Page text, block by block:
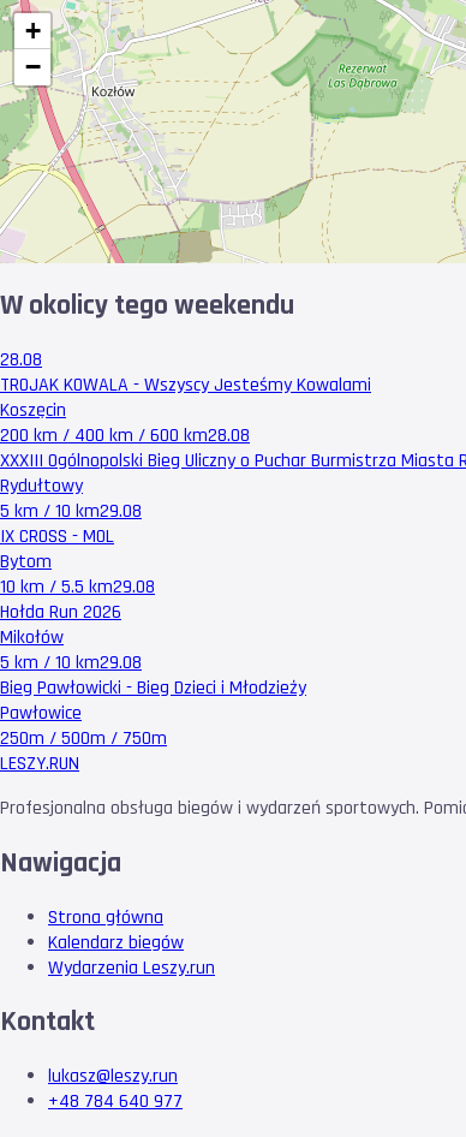
+
−
W okolicy tego weekendu
28.08
TROJAK KOWALA - Wszyscy Jesteśmy Kowalami
Koszęcin
200 km / 400 km / 600 km28.08
XXXIII Ogólnopolski Bieg Uliczny o Puchar Burmistrza Miasta
Rydułtowy
5 km / 10 km29.08
IX CROSS - MOL
Bytom
10 km / 5.5 km29.08
Hołda Run 2026
Mikołów
5 km / 10 km29.08
Bieg Pawłowicki - Bieg Dzieci i Młodzieży
Pawłowice
250m / 500m / 750m
LESZY.RUN
Profesjonalna obsługa biegów i wydarzeń sportowych.
Nawigacja
Strona główna
Kalendarz biegów
Wydarzenia Leszy.run
Kontakt
lukasz@leszy.run
+48 784 640 977